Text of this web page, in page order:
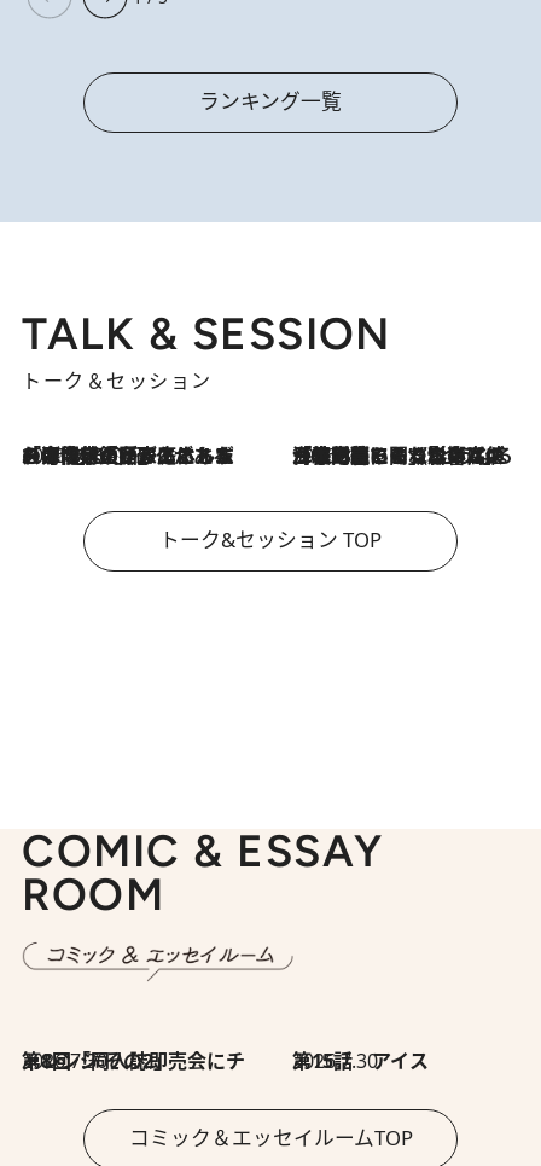
ランキング一覧
TALK & SESSION
トーク＆セッション
2026.8.3
「今後値上げがあるとすれば…」「リスクがあるのは今年の冬」エネルギー専門家が語る、ホルムズ海峡封鎖が家庭にもたらす“ある心配” 2026.8.3
「住宅建てられない…」「サーチャージ料の高値が続いている」ホルムズ海峡封鎖による影響はいつまで続く？《エネルギー専門家に聞く“どうなる日本の暮らし”》
トーク&セッション TOP
COMIC & ESSAY
ROOM
2026.7.30
第8回「同人誌即売会にチャレンジ その2」 2026.7.30
第15話 アイス
コミック＆エッセイルームTOP